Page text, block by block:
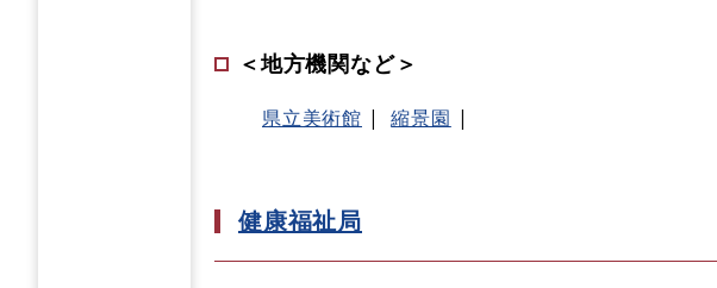
＜地方機関など＞
県立美術館 縮景園
健康福祉局